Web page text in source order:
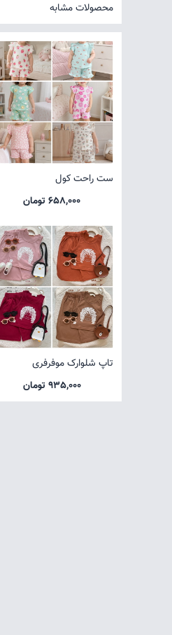
محصولات مشابه
ست راحت کول
658,000 تومان
تاپ شلوارک موفرفری
935,000 تومان